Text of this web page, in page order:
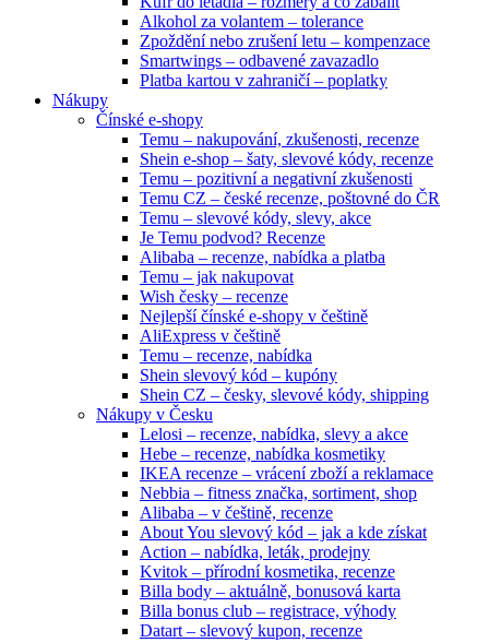
Alkohol za volantem – tolerance
Zpoždění nebo zrušení letu – kompenzace
Smartwings – odbavené zavazadlo
Platba kartou v zahraničí – poplatky
Nákupy
Čínské e-shopy
Temu – nakupování, zkušenosti, recenze
Shein e-shop – šaty, slevové kódy, recenze
Temu – pozitivní a negativní zkušenosti
Temu CZ – české recenze, poštovné do ČR
Temu – slevové kódy, slevy, akce
Je Temu podvod? Recenze
Alibaba – recenze, nabídka a platba
Temu – jak nakupovat
Wish česky – recenze
Nejlepší čínské e-shopy v češtině
AliExpress v češtině
Temu – recenze, nabídka
Shein slevový kód – kupóny
Shein CZ – česky, slevové kódy, shipping
Nákupy v Česku
Lelosi – recenze, nabídka, slevy a akce
Hebe – recenze, nabídka kosmetiky
IKEA recenze – vrácení zboží a reklamace
Nebbia – fitness značka, sortiment, shop
Alibaba – v češtině, recenze
About You slevový kód – jak a kde získat
Action – nabídka, leták, prodejny
Kvitok – přírodní kosmetika, recenze
Billa body – aktuálně, bonusová karta
Billa bonus club – registrace, výhody
Datart – slevový kupon, recenze